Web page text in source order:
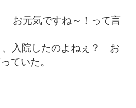
お元気ですね～！って言
、入院したのよねぇ？ お
ていた。